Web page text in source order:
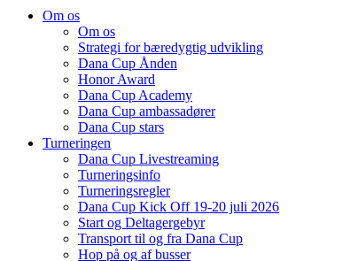
Om os
Om os
Strategi for bæredygtig udvikling
Dana Cup Ånden
Honor Award
Dana Cup Academy
Dana Cup ambassadører
Dana Cup stars
Turneringen
Dana Cup Livestreaming
Turneringsinfo
Turneringsregler
Dana Cup Kick Off 19-20 juli 2026
Start og Deltagergebyr
Transport til og fra Dana Cup
Hop på og af busser